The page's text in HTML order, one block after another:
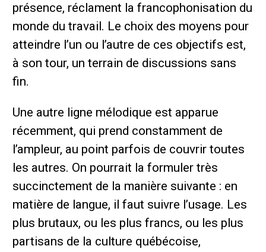
présence, réclament la francophonisation du
monde du travail. Le choix des moyens pour
atteindre l’un ou l’autre de ces objectifs est,
à son tour, un terrain de discussions sans
fin.
Une autre ligne mélodique est apparue
récemment, qui prend constamment de
l’ampleur, au point parfois de couvrir toutes
les autres. On pourrait la formuler très
succinctement de la manière suivante : en
matière de langue, il faut suivre l’usage. Les
plus brutaux, ou les plus francs, ou les plus
partisans de la culture québécoise,